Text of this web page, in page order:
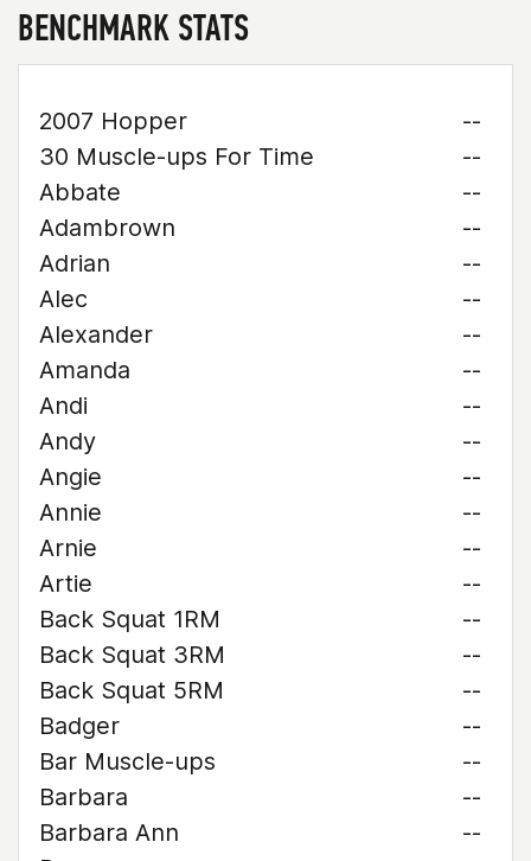
BENCHMARK STATS
2007 Hopper
--
30 Muscle-ups For Time
--
Abbate
--
Adambrown
--
Adrian
--
Alec
--
Alexander
--
Amanda
--
Andi
--
Andy
--
Angie
--
Annie
--
Arnie
--
Artie
--
Back Squat 1RM
--
Back Squat 3RM
--
Back Squat 5RM
--
Badger
--
Bar Muscle-ups
--
Barbara
--
Barbara Ann
--